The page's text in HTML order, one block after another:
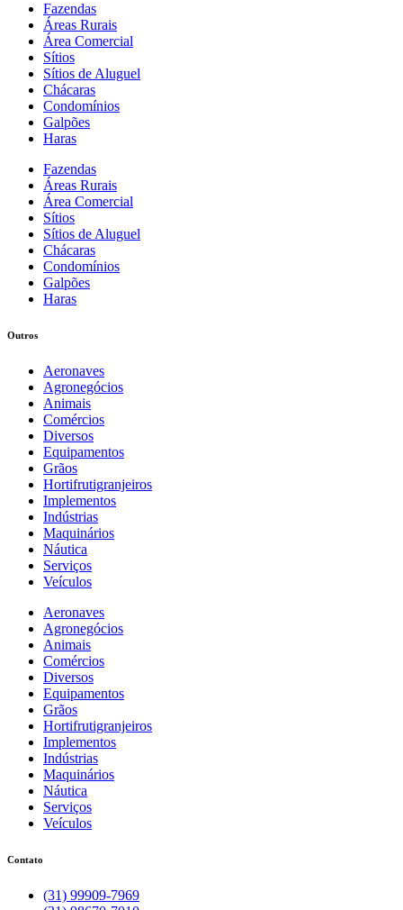
Fazendas
Áreas Rurais
Área Comercial
Sítios
Sítios de Aluguel
Chácaras
Condomínios
Galpões
Haras
Fazendas
Áreas Rurais
Área Comercial
Sítios
Sítios de Aluguel
Chácaras
Condomínios
Galpões
Haras
Outros
Aeronaves
Agronegócios
Animais
Comércios
Diversos
Equipamentos
Grãos
Hortifrutigranjeiros
Implementos
Indústrias
Maquinários
Náutica
Serviços
Veículos
Aeronaves
Agronegócios
Animais
Comércios
Diversos
Equipamentos
Grãos
Hortifrutigranjeiros
Implementos
Indústrias
Maquinários
Náutica
Serviços
Veículos
Contato
(31) 99909-7969